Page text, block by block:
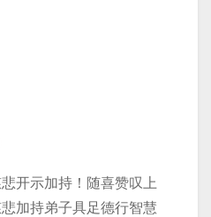
开示加持！随喜赞叹上
加持弟子具足德行智慧